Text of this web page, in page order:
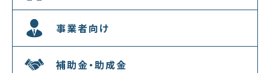
事業者向け
補助金・助成金